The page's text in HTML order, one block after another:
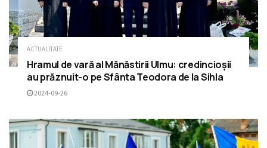
ACTUALITATE
Hramul de vară al Mănăstirii Ulmu: credincioșii
au prăznuit-o pe Sfânta Teodora de la Sihla
2024-09-26